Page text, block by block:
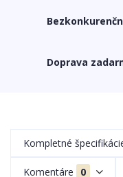
Doprava
Kompletné
Komentáre 0